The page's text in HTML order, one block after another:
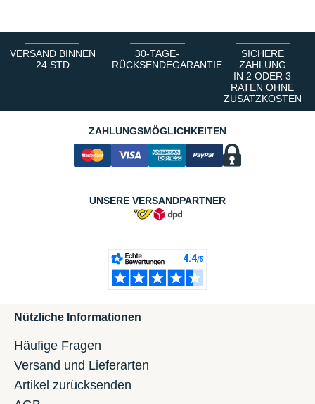
VERSAND BINNEN
24 STD
30-TAGE-
RÜCKSENDEGARANTIE
SICHERE
ZAHLUNG
IN 2 ODER 3
RATEN OHNE
ZUSATZKOSTEN
ZAHLUNGSMÖGLICHKEITEN
UNSERE VERSANDPARTNER
Nützliche Informationen
Häufige Fragen
Versand und Lieferarten
Artikel zurücksenden